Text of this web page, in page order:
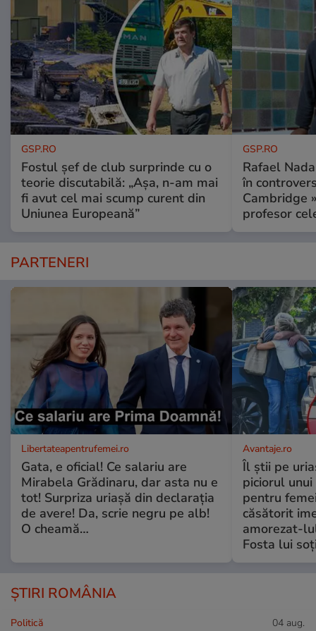
GSP.RO
Fostul șef de club surprinde cu o
teorie discutabilă: „Așa, n-am mai
fi avut cel mai scump curent din
Uniunea Europeană”
GSP.RO
Rafael
în
Cambridge
profesor
PARTENERI
Libertateapentrufemei.ro
Gata, e oficial! Ce salariu are
Mirabela Grădinaru, dar asta nu e
tot! Surpriza uriașă din declarația
de avere! Da, scrie negru pe alb!
O cheamă…
Avantaje.ro
Îl știi pe
piciorul
pentru
căsătorit
amorezat-
Fosta lui
ȘTIRI ROMÂNIA
Politică 04 aug.